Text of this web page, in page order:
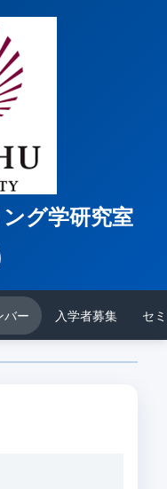
グ学研究室
バー 入学者募集 セ